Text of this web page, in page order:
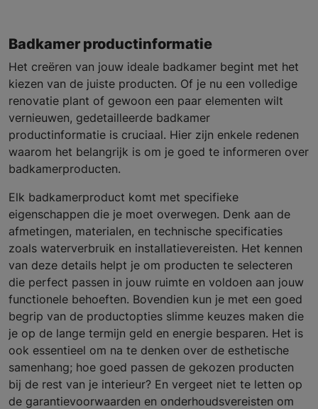
Badkamer productinformatie
Het creëren van jouw ideale badkamer begint met het
kiezen van de juiste producten. Of je nu een volledige
renovatie plant of gewoon een paar elementen wilt
vernieuwen, gedetailleerde badkamer
productinformatie is cruciaal. Hier zijn enkele redenen
waarom het belangrijk is om je goed te informeren over
badkamerproducten.
Elk badkamerproduct komt met specifieke
eigenschappen die je moet overwegen. Denk aan de
afmetingen, materialen, en technische specificaties
zoals waterverbruik en installatievereisten. Het kennen
van deze details helpt je om producten te selecteren
die perfect passen in jouw ruimte en voldoen aan jouw
functionele behoeften. Bovendien kun je met een goed
begrip van de productopties slimme keuzes maken die
je op de lange termijn geld en energie besparen. Het is
ook essentieel om na te denken over de esthetische
samenhang; hoe goed passen de gekozen producten
bij de rest van je interieur? En vergeet niet te letten op
de garantievoorwaarden en onderhoudsvereisten om